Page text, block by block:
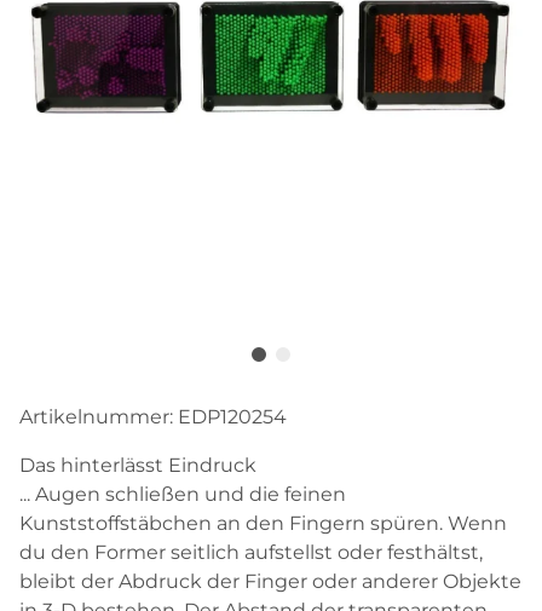
Artikelnummer: EDP120254
Das hinterlässt Eindruck
... Augen schließen und die feinen
Kunststoffstäbchen an den Fingern spüren. Wenn
du den Former seitlich aufstellst oder festhältst,
bleibt der Abdruck der Finger oder anderer Objekte